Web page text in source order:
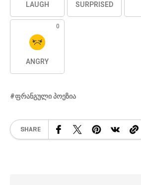
LAUGH SURPRISED
0
ANGRY
ᲤᲠᲐᲜᲒᲣᲚᲘ ᲞᲝᲔᲖᲘᲐ
SHARE